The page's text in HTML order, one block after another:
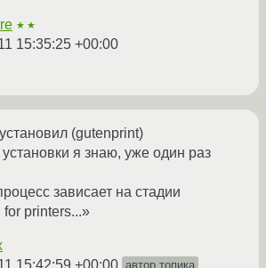
★★
15:35:25 +00:00
(gutenprint)
я знаю, уже один раз
зависает на стадии
printers...»
автор топика